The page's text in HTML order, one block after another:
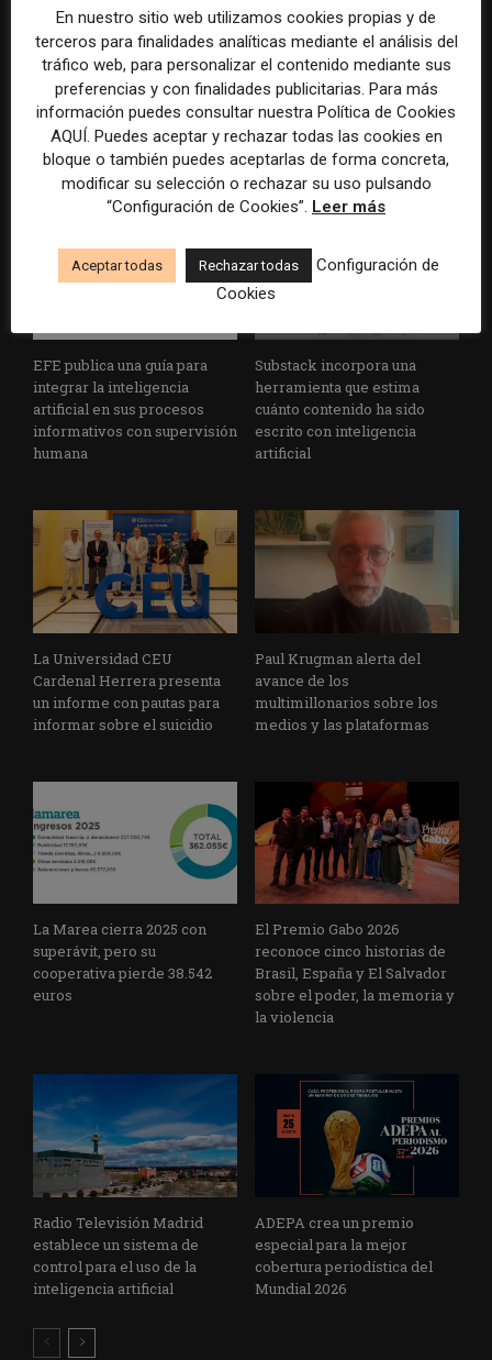
Los Colegios de Periodistas
piden al Ministerio de
Política Territorial y a la
Agencia EFE que rectifiquen
convocatorias de empleo por
favorecer el intrusismo
eBay pagará 55,7 millones de
dólares por la campaña de
acoso contra dos periodistas
de un medio especializado
EFE publica una guía para
integrar la inteligencia
artificial en sus procesos
informativos con supervisión
humana
Substack incorpora una
herramienta que estima
cuánto contenido ha sido
escrito con inteligencia
artificial
La Universidad CEU
Cardenal Herrera presenta
un informe con pautas para
informar sobre el suicidio
Paul Krugman alerta del
avance de los
multimillonarios sobre los
medios y las plataformas
La Marea cierra 2025 con
superávit, pero su
cooperativa pierde 38.542
euros
El Premio Gabo 2026
reconoce cinco historias de
Brasil, España y El Salvador
sobre el poder, la memoria y
la violencia
Radio Televisión Madrid
establece un sistema de
control para el uso de la
inteligencia artificial
ADEPA crea un premio
especial para la mejor
cobertura periodística del
Mundial 2026
En nuestro sitio web utilizamos cookies propias y de
terceros para finalidades analíticas mediante el análisis del
tráfico web, para personalizar el contenido mediante sus
preferencias y con finalidades publicitarias. Para más
información puedes consultar nuestra Política de Cookies
AQUÍ. Puedes aceptar y rechazar todas las cookies en
bloque o también puedes aceptarlas de forma concreta,
modificar su selección o rechazar su uso pulsando
“Configuración de Cookies”. Leer más
Aceptar todas Rechazar todas
Configuración de
Cookies